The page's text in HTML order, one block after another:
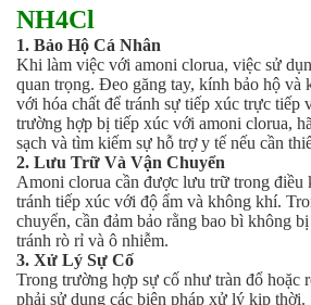
VMC GROUP
Ngành Hóa Chất
Tẩy Rửa Diệt Khuẩn
Ngành Thực Phẩm
Ngành Nông Nghiệp
Ngành Thủy Sản
Ngành Môi Trường
Ngành Nhựa
Ngành Xây Dựng
Ngành Cao Su
Ngành Xi Mạ
Ngành Thủy Tinh
Ngành Dệt Nhuộm
NH4Cl
1. Bảo Hộ Cá Nhân
Khi làm việc với amoni clorua, việc sử
quan trọng. Đeo găng tay, kính bảo hộ và
với hóa chất để tránh sự tiếp xúc trực tiếp
trường hợp bị tiếp xúc với amoni clorua,
sạch và tìm kiếm sự hỗ trợ y tế nếu cần
2. Lưu Trữ Và Vận Chuyển
Amoni clorua cần được lưu trữ trong điều
tránh tiếp xúc với độ ẩm và không khí.
chuyển, cần đảm bảo rằng bao bì không
tránh rò rỉ và ô nhiễm.
3. Xử Lý Sự Cố
Trong trường hợp sự cố như tràn đổ hoặc
phải sử dụng các biện pháp xử lý kịp thời.